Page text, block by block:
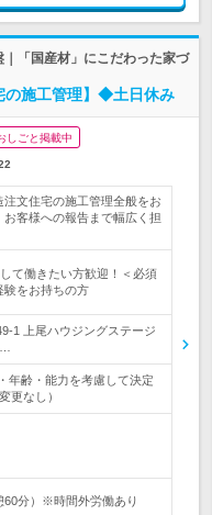
「国産材」にこだわった家づ
の施工管理】◆土日休み
しごと掲載中
文住宅の施工管理全般をお
客様への報告まで幅広く担
て働きたい方歓迎！＜必須
をお持ちの方
1 上尾ハウジングステージ
年齢・能力を考慮して決定
更なし）
60分）※時間外労働あり